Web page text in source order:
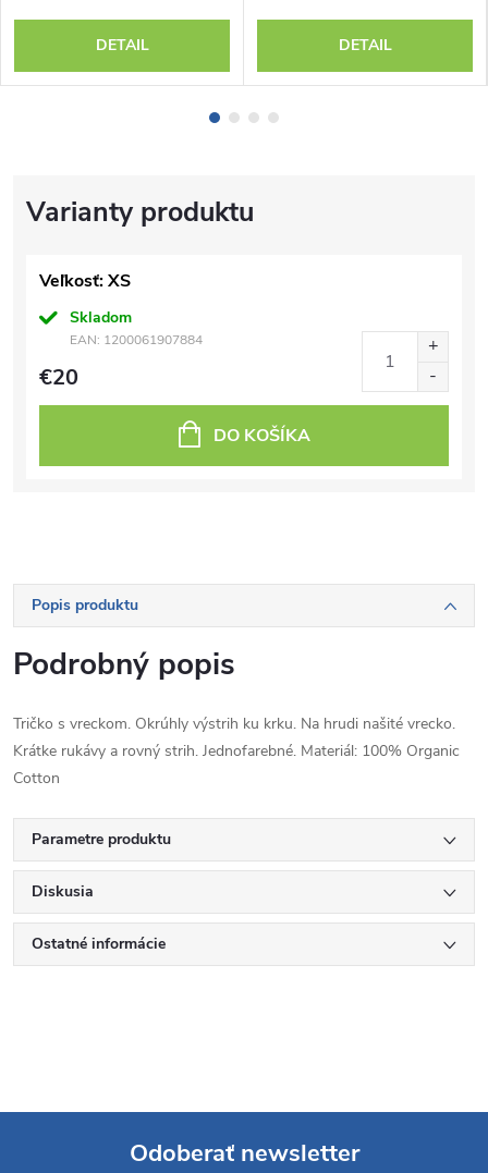
Veľkosť: XS
Skladom
EAN: 1200061907884
€20
DO KOŠÍKA
Popis produktu
Podrobný popis
Tričko s vreckom. Okrúhly výstrih ku krku. Na hrudi našité vrecko.
Krátke rukávy a rovný strih. Jednofarebné. Materiál: 100% Organic
Cotton
Parametre produktu
Diskusia
Ostatné informácie
DETAIL DETAIL
Odoberať newsletter